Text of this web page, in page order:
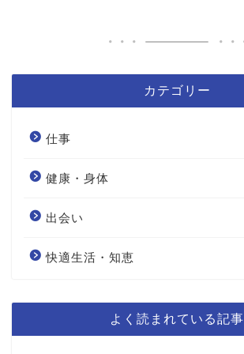
カテゴリー
仕事
健康・身体
出会い
快適生活・知恵
よく読まれている記事